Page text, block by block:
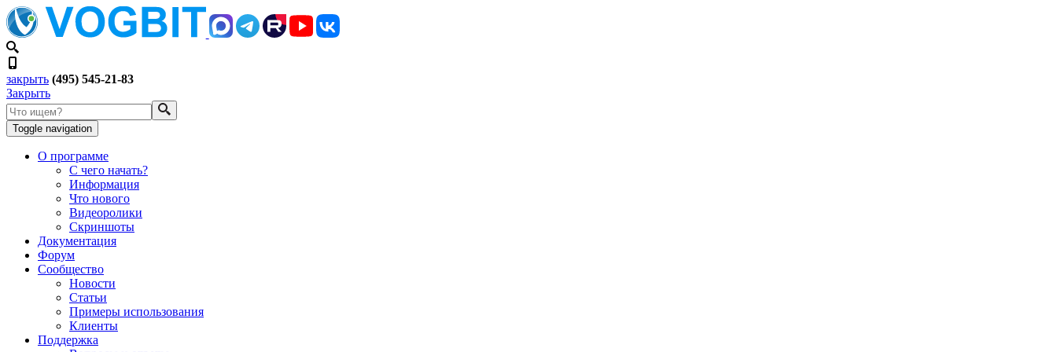
закрыть (495) 545-21-83
Закрыть
Toggle navigation
О программе
С чего начать?
Информация
Что нового
Видеоролики
Скриншоты
Документация
Форум
Сообщество
Новости
Статьи
Примеры использования
Клиенты
Поддержка